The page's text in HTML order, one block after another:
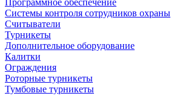
Программное обеспечение
Системы контроля сотрудников охраны
Считыватели
Турникеты
Дополнительное оборудование
Калитки
Ограждения
Роторные турникеты
Тумбовые турникеты